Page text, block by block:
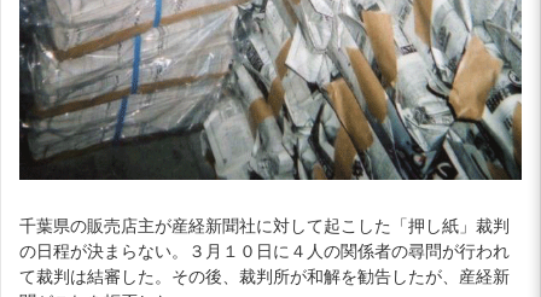
千葉県の販売店主が産経新聞社に対して起こした「押し紙」裁判
の日程が決まらない。３月１０日に４人の関係者の尋問が行われ
て裁判は結審した。その後、裁判所が和解を勧告したが、産経新